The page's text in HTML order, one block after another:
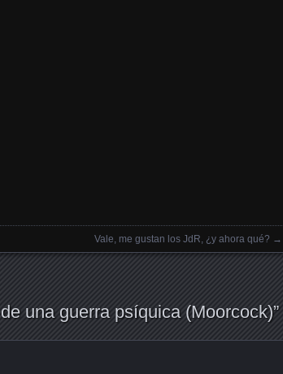
Vale, me gustan los JdR, ¿y ahora qué? →
una guerra psíquica (Moorcock)”